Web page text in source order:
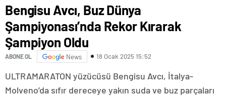
Bengisu Avcı, Buz Dünya
Şampiyonası’nda Rekor Kırarak
Şampiyon Oldu
ABONE OL News 18 Ocak 2025 15:52
ULTRAMARATON yüzücüsü Bengisu Avcı, İtalya-
Molveno’da sıfır dereceye yakın suda ve buz parçaları